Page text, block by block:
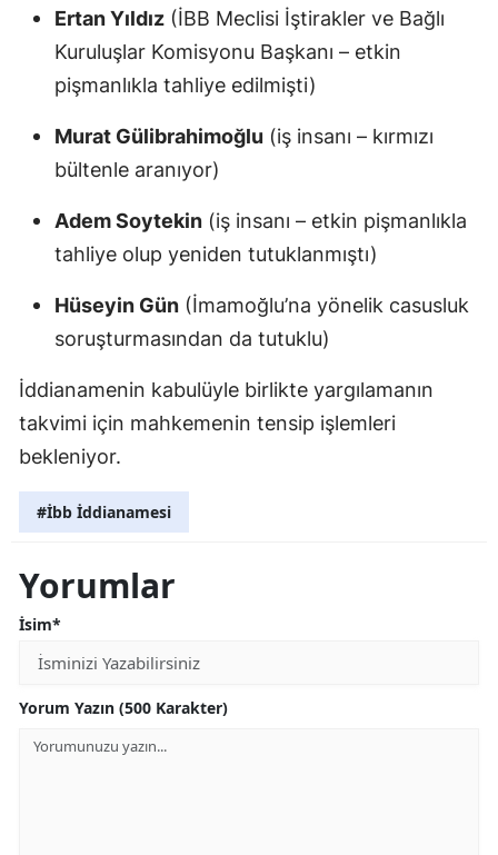
Ertan Yıldız (İBB Meclisi İştirakler ve Bağlı
Kuruluşlar Komisyonu Başkanı – etkin
pişmanlıkla tahliye edilmişti)
Murat Gülibrahimoğlu (iş insanı – kırmızı
bültenle aranıyor)
Adem Soytekin (iş insanı – etkin pişmanlıkla
tahliye olup yeniden tutuklanmıştı)
Hüseyin Gün (İmamoğlu’na yönelik casusluk
soruşturmasından da tutuklu)
İddianamenin kabulüyle birlikte yargılamanın
takvimi için mahkemenin tensip işlemleri
bekleniyor.
#İbb İddianamesi
Yorumlar
İsim*
Yorum Yazın (500 Karakter)